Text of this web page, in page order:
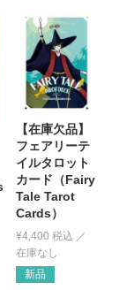
【在庫欠品】
フェアリーテ
イルタロット
カード（Fairy
Tale Tarot
Cards）
¥4,400 税込
新品